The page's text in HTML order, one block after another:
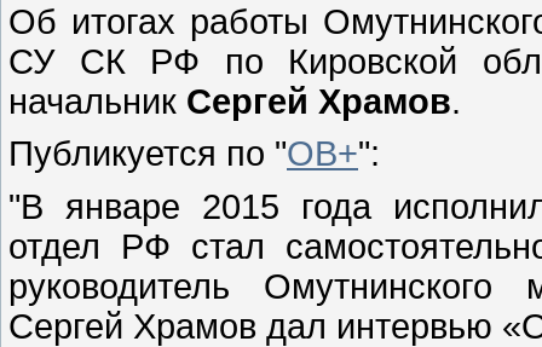
Об итогах работы
СУ СК РФ по Кировской
начальник Сергей Храмов.
Публикуется по "ОВ+":
"В январе 2015 года
отдел РФ стал
руководитель Омутнинского
Сергей Храмов дал интервью